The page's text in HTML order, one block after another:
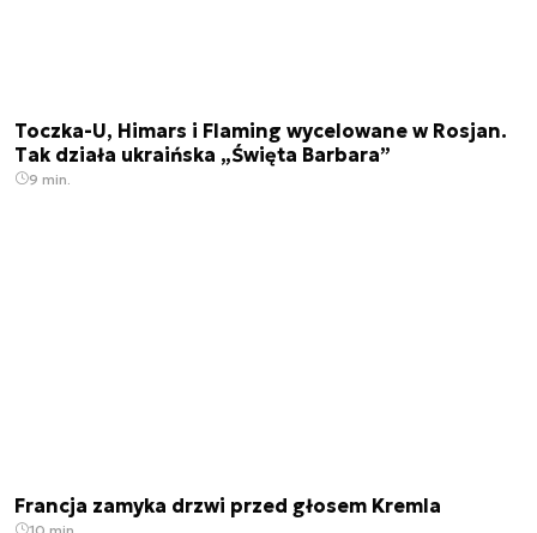
Toczka-U, Himars i Flaming wycelowane w Rosjan.
Tak działa ukraińska „Święta Barbara”
9 min.
Francja zamyka drzwi przed głosem Kremla